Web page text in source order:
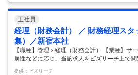
82,500円(経験年数により考慮） 初任者研修
内容＞ ■基本情報■ 【職業】 介護スタッフ 【
り 【勤務先】 メディカル・リハビリホームボ
加市氷川町2149-3■電車・徒歩の場合■ 東武伊
ーライン）…
正社員
経理（財務会計） ／ 財務経理スタ
集）／新宿本社
【職種】管理＞経理（財務会計） 【業種】サ
属性などに応じ、当該求人をビズリーチ上で
る場合があります １．部門の役割紹介 財務経
提供：ビズリーチ